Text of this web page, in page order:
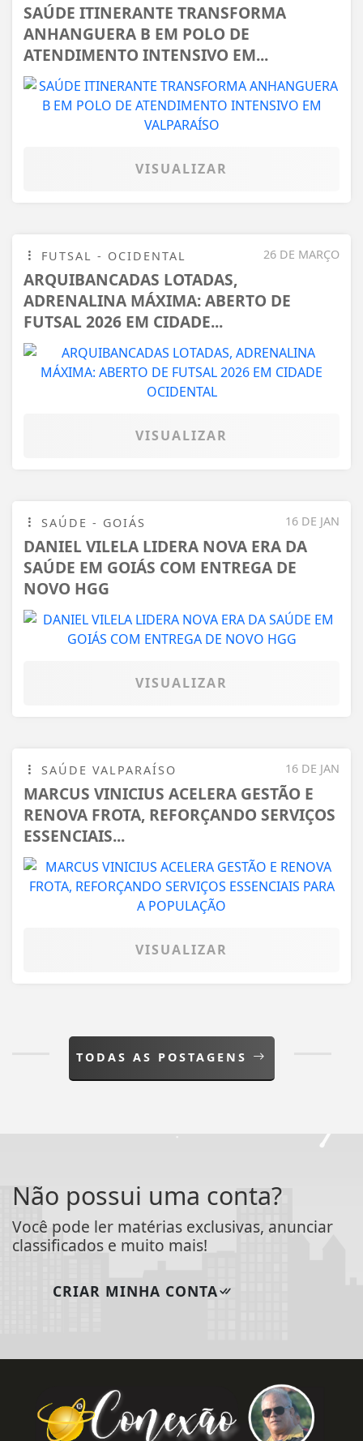
SAÚDE ITINERANTE TRANSFORMA
ANHANGUERA B EM POLO DE
ATENDIMENTO INTENSIVO EM...
VISUALIZAR
26 DE MARÇO
FUTSAL - OCIDENTAL
ARQUIBANCADAS LOTADAS,
ADRENALINA MÁXIMA: ABERTO DE
FUTSAL 2026 EM CIDADE...
VISUALIZAR
16 DE JAN
SAÚDE - GOIÁS
DANIEL VILELA LIDERA NOVA ERA DA
SAÚDE EM GOIÁS COM ENTREGA DE
NOVO HGG
VISUALIZAR
16 DE JAN
SAÚDE VALPARAÍSO
MARCUS VINICIUS ACELERA GESTÃO E
RENOVA FROTA, REFORÇANDO SERVIÇOS
ESSENCIAIS...
VISUALIZAR
TODAS AS POSTAGENS
Não possui uma conta?
Você pode ler matérias exclusivas, anunciar
classificados e muito mais!
CRIAR MINHA CONTA